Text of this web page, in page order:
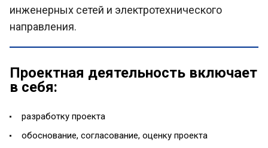
инженерных сетей и электротехнического
направления.
Проектная деятельность включает
в себя:
разработку проекта
обоснование, согласование, оценку проекта